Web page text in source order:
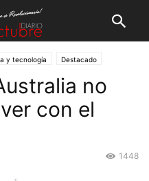
y tecnología Destacado
no
con el
1448